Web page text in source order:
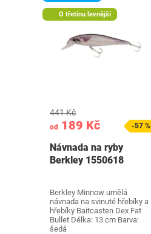
O třetinu levnější
od 189 Kč
441 Kč
-57 %
Návnada na ryby
Berkley 1550618
Berkley Minnow umělá
návnada na svinuté hřebíky a
hřebíky Baitcasten Dex Fat
Bullet Délka: 13 cm Barva:
šedá